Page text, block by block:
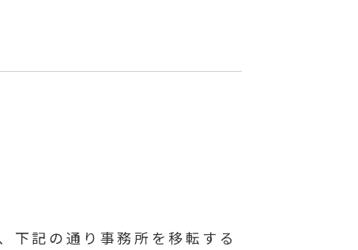
下記の通り事務所を移転する